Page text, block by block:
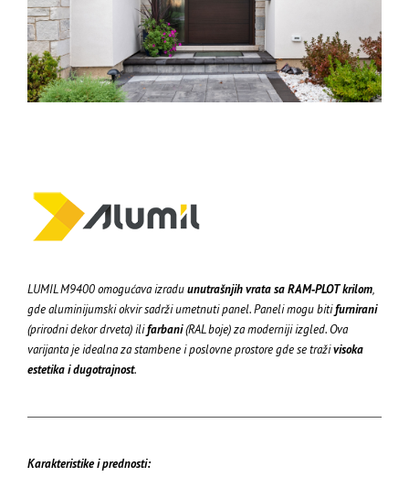
LUMIL M9400 omogućava izraduunutrašnjih vrata sa RAM‑PLOT krilom,
gde aluminijumski okvir sadrži umetnuti panel. Paneli mogu bitifurnirani
(prirodni dekor drveta) ilifarbani(RAL boje) za moderniji izgled. Ova
varijanta je idealna za stambene i poslovne prostore gde se traživisoka
estetika i dugotrajnost.
Karakteristike i prednosti: